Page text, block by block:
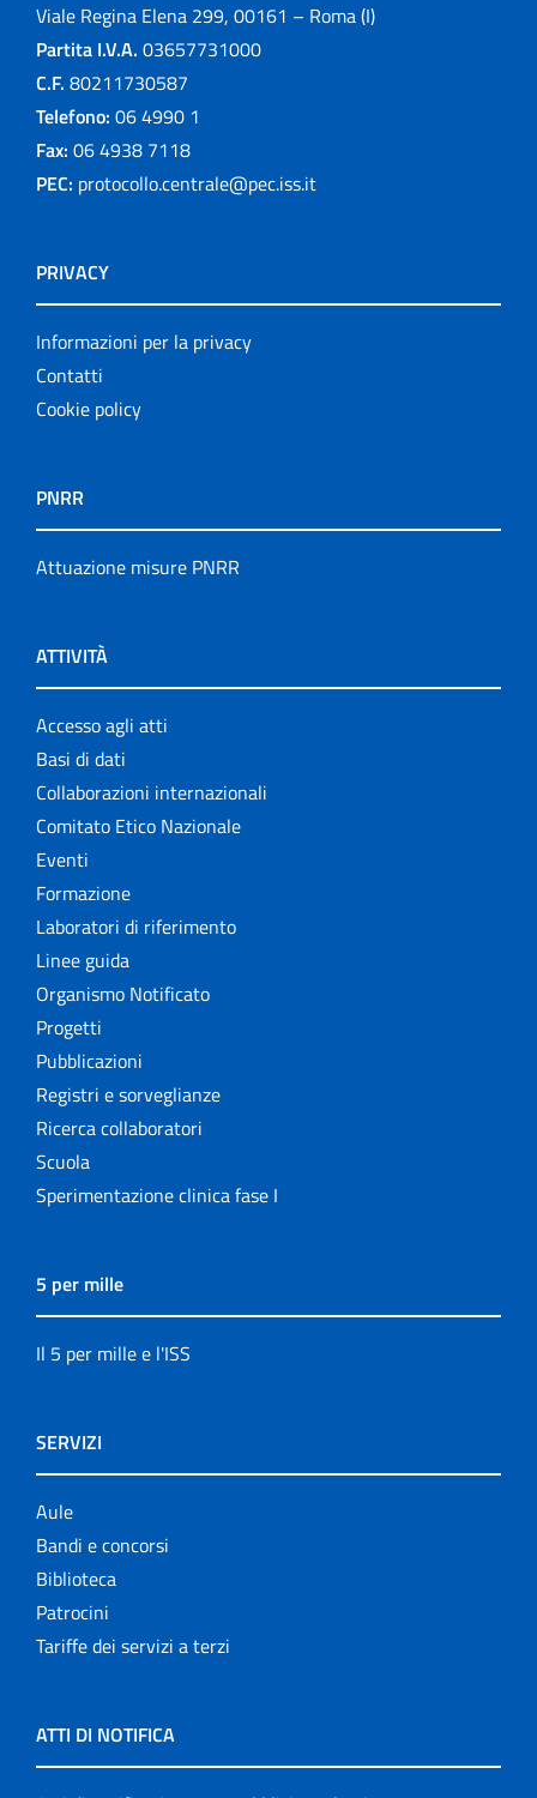
Viale Regina Elena 299, 00161 – Roma (I)
Partita I.V.A. 03657731000
C.F. 80211730587
Telefono: 06 4990 1
Fax: 06 4938 7118
PEC: protocollo.centrale@pec.iss.it
PRIVACY
Informazioni per la privacy
Contatti
Cookie policy
PNRR
Attuazione misure PNRR
ATTIVITÀ
Accesso agli atti
Basi di dati
Collaborazioni internazionali
Comitato Etico Nazionale
Eventi
Formazione
Laboratori di riferimento
Linee guida
Organismo Notificato
Progetti
Pubblicazioni
Registri e sorveglianze
Ricerca collaboratori
Scuola
Sperimentazione clinica fase I
5 per mille
Il 5 per mille e l'ISS
SERVIZI
Aule
Bandi e concorsi
Biblioteca
Patrocini
Tariffe dei servizi a terzi
ATTI DI NOTIFICA